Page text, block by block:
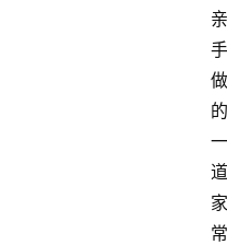
亲
手
做
的
一
道
家
常